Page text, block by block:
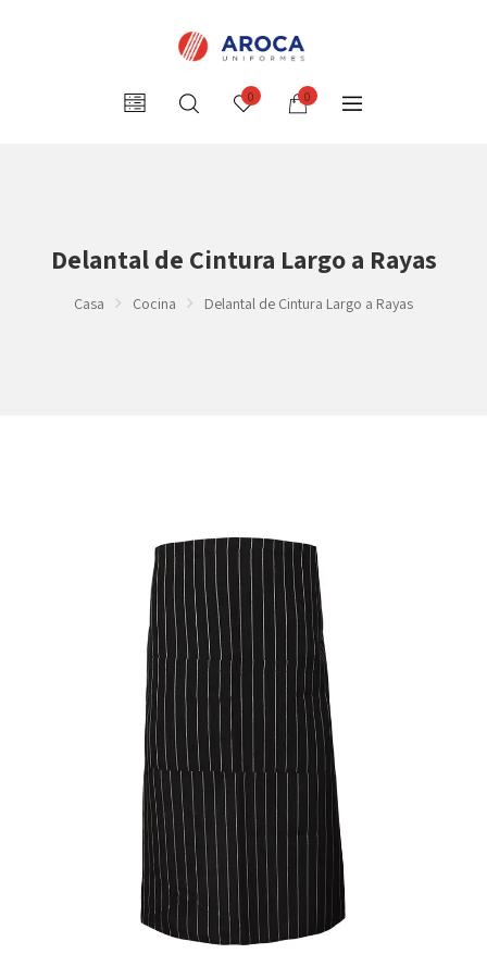
0 0
Delantal de Cintura Largo a Rayas
Casa Cocina Delantal de Cintura Largo a Rayas